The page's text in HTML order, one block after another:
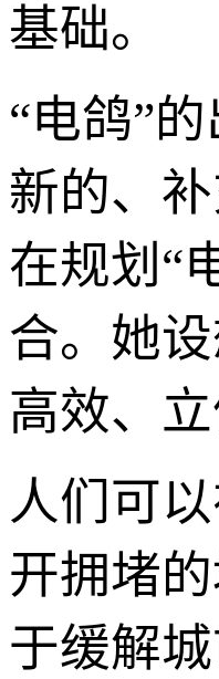
基础。
“电鸽”
新的、
在规划“
合。她
高效、
人们可
开拥堵
于缓解